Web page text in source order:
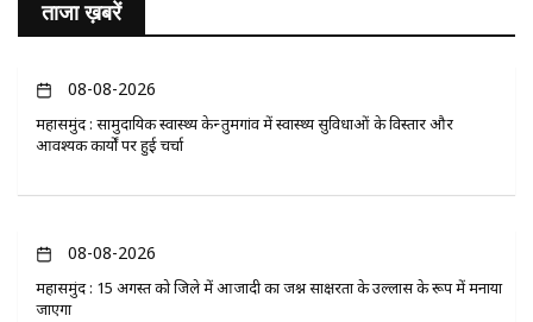
ताजा ख़बरें
08-08-2026
महासमुंद : सामुदायिक स्वास्थ्य केन्द्र तुमगांव में स्वास्थ्य सुविधाओं के विस्तार और
आवश्यक कार्यों पर हुई चर्चा
08-08-2026
महासमुंद : 15 अगस्त को जिले में आजादी का जश्न साक्षरता के उल्लास के रूप में मनाया
जाएगा